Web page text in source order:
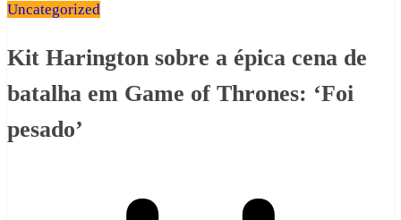
Uncategorized
Kit Harington sobre a épica cena de
batalha em Game of Thrones: ‘Foi
pesado’